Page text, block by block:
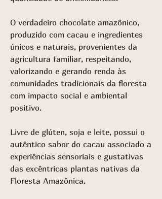
O verdadeiro chocolate amazônico,
produzido com cacau e ingredientes
únicos e naturais, provenientes da
agricultura familiar, respeitando,
valorizando e gerando renda às
comunidades tradicionais da floresta
com impacto social e ambiental
positivo.
Livre de glúten, soja e leite, possui o
autêntico sabor do cacau associado a
experiências sensoriais e gustativas
das excêntricas plantas nativas da
Floresta Amazônica.